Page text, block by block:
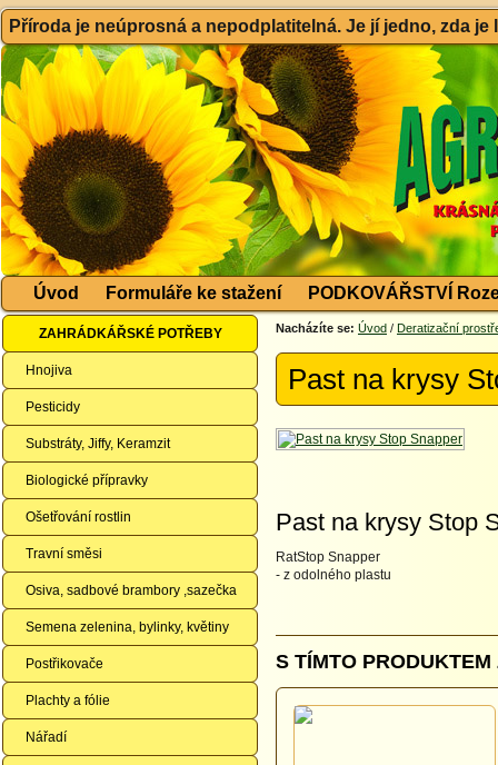
Příroda je neúprosná a nepodplatitelná. Je jí jedno, zda
Úvod Formuláře ke stažení PODKOVÁŘSTVÍ
ZAHRÁDKÁŘSKÉ POTŘEBY
Hnojiva
Pesticidy
Substráty, Jiffy, Keramzit
Biologické přípravky
Ošetřování rostlin
Travní směsi
Osiva, sadbové brambory ,sazečka
Semena zelenina, bylinky, květiny
Postřikovače
Plachty a fólie
Nářadí
Nacházíte se: Úvod / Deratizační
Past na krysy
Past na krysy Stop
RatStop Snapper
- z odolného plastu
S TÍMTO